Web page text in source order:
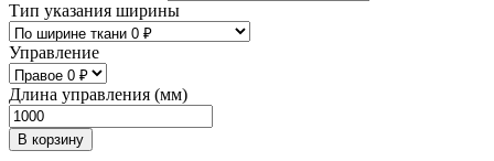
Тип указания ширины
Управление
Длина управления (мм)
В корзину